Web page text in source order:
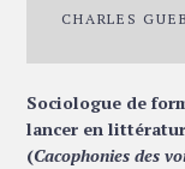
CHARLES
Sociologue de
lancer en
(Cacophonies des